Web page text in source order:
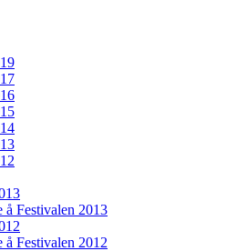
å Festivalen 2013
å Festivalen 2012